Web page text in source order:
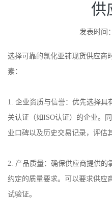
供
发表时间
选择可靠的氯化亚铈现货供应商
素：
1. 企业资质与信誉：优先选择具
关认证（如ISO认证）的企业。
业口碑以及历史交易记录，评估
2. 产品质量：确保供应商提供的
约定的质量要求。可以要求供应
试验证。